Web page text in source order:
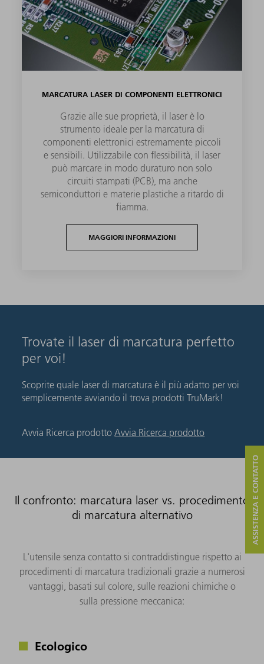
MARCATURA LASER DI COMPONENTI ELETTRONICI
Grazie alle sue proprietà, il laser è lo
strumento ideale per la marcatura di
componenti elettronici estremamente piccoli
e sensibili. Utilizzabile con flessibilità, il laser
può marcare in modo duraturo non solo
circuiti stampati (PCB), ma anche
semiconduttori e materie plastiche a ritardo di
fiamma.
MAGGIORI INFORMAZIONI
Trovate il laser di marcatura perfetto
per voi!
Scoprite quale laser di marcatura è il più adatto per voi
semplicemente avviando il trova prodotti TruMark!
Avvia Ricerca prodottoAvvia Ricerca prodotto
Il confronto: marcatura laser vs. procedimento
di marcatura alternativo
L'utensile senza contatto si contraddistingue rispetto ai
procedimenti di marcatura tradizionali grazie a numerosi
vantaggi, basati sul colore, sulle reazioni chimiche o
sulla pressione meccanica:
Ecologico
ASSISTENZA E CONTATTO